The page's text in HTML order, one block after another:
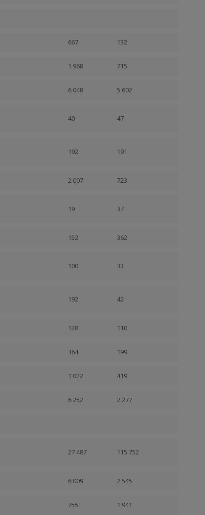
667 132
1 968 715
6 048 5 602
40 47
192 191
2 007 723
19 37
152 362
100 33
192 42
128 110
364 199
1 022 419
6 252 2 277
27 487 115 752
6 009 2 545
755 1 941